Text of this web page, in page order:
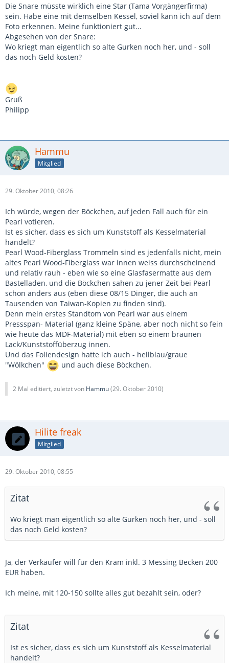
Die Snare müsste wirklich eine Star (Tama Vorgängerfirma)
sein. Habe eine mit demselben Kessel, soviel kann ich auf dem
Foto erkennen. Meine funktioniert gut...
Abgesehen von der Snare:
Wo kriegt man eigentlich so alte Gurken noch her, und - soll
das noch Geld kosten?
Gruß
Philipp
Hammu
Mitglied
29. Oktober 2010, 08:26
Ich würde, wegen der Böckchen, auf jeden Fall auch für ein
Pearl votieren.
Ist es sicher, dass es sich um Kunststoff als Kesselmaterial
handelt?
Pearl Wood-Fiberglass Trommeln sind es jedenfalls nicht, mein
altes Pearl Wood-Fiberglass war innen weiss durchscheinend
und relativ rauh - eben wie so eine Glasfasermatte aus dem
Bastelladen, und die Böckchen sahen zu jener Zeit bei Pearl
schon anders aus (eben diese 08/15 Dinger, die auch an
Tausenden von Taiwan-Kopien zu finden sind).
Denn mein erstes Standtom von Pearl war aus einem
Pressspan- Material (ganz kleine Späne, aber noch nicht so fein
wie heute das MDF-Material) mit eben so einem braunen
Lack/Kunststoffüberzug innen.
Und das Foliendesign hatte ich auch - hellblau/graue
"Wölkchen"
und auch diese Böckchen.
2 Mal editiert, zuletzt von Hammu(29. Oktober 2010)
Hilite freak
Mitglied
29. Oktober 2010, 08:55
Zitat
Wo kriegt man eigentlich so alte Gurken noch her, und - soll
das noch Geld kosten?
Ja, der Verkäufer will für den Kram inkl. 3 Messing Becken 200
EUR haben.
Ich meine, mit 120-150 sollte alles gut bezahlt sein, oder?
Zitat
Ist es sicher, dass es sich um Kunststoff als Kesselmaterial
handelt?